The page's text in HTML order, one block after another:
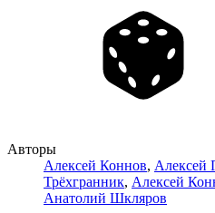
Авторы
Алексей Коннов, Алексей
Трёхгранник, Алексей
Анатолий Шкляров